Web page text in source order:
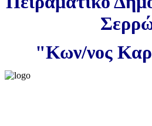
"Κων/νος